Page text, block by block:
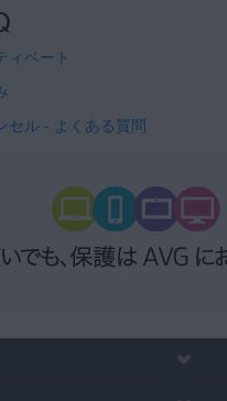
ィベート
セル - よくある質問